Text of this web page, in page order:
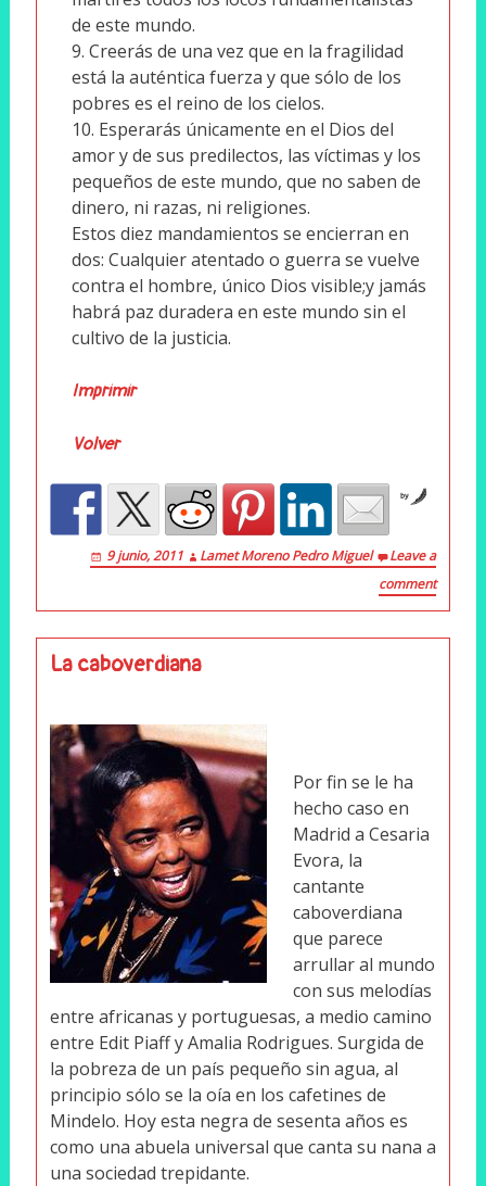
de este mundo.
Creerás de una vez que en la fragilidad
está la auténtica fuerza y que sólo de los
pobres es el reino de los cielos.
Esperarás únicamente en el Dios del
amor y de sus predilectos, las víctimas y los
pequeños de este mundo, que no saben de
dinero, ni razas, ni religiones.
Estos diez mandamientos se encierran en
dos: Cualquier atentado o guerra se vuelve
contra el hombre, único Dios visible;y jamás
habrá paz duradera en este mundo sin el
cultivo de la justicia.
Imprimir
Volver
by
9 junio, 2011 Lamet Moreno Pedro Miguel
Leave a
comment
La caboverdiana
Por fin se le ha
hecho caso en
Madrid a Cesaria
Evora, la
cantante
caboverdiana
que parece
arrullar al mundo
con sus melodías
entre africanas y portuguesas, a medio camino
entre Edit Piaff y Amalia Rodrigues. Surgida de
la pobreza de un país pequeño sin agua, al
principio sólo se la oía en los cafetines de
Mindelo. Hoy esta negra de sesenta años es
como una abuela universal que canta su nana a
una sociedad trepidante.